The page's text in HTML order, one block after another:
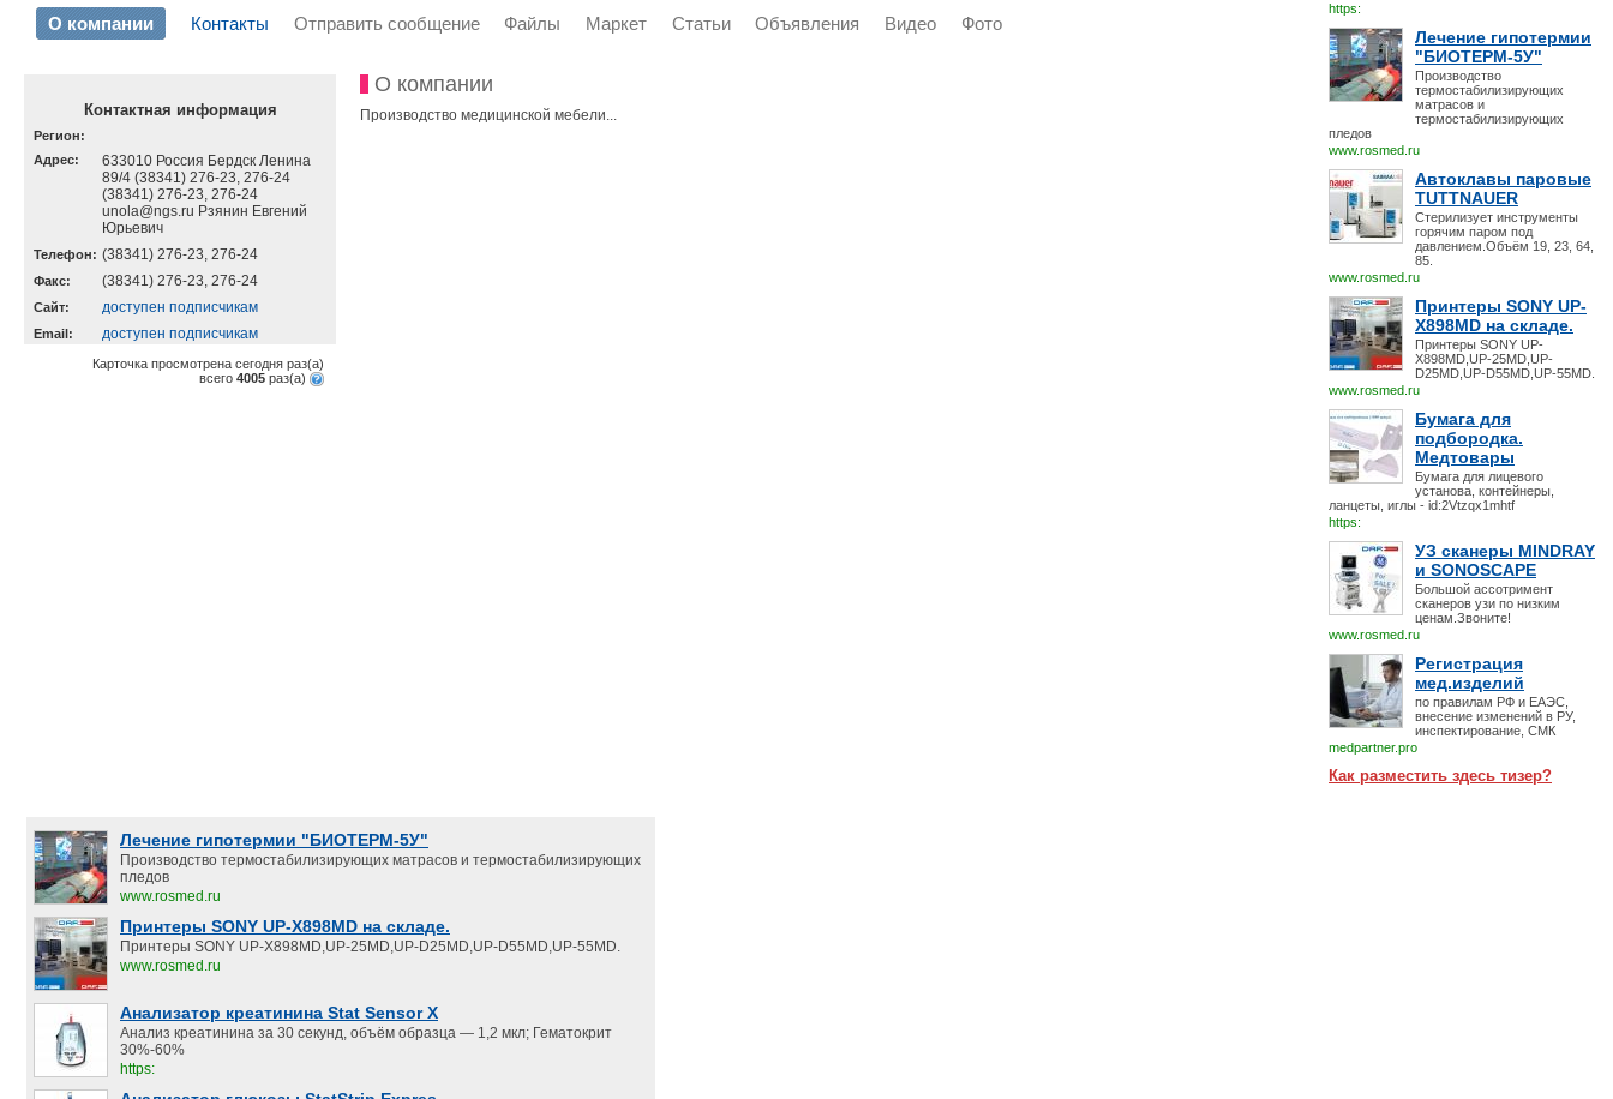
https:
Лечение гипотермии
"БИОТЕРМ-5У"
Производство
термостабилизирующих
матрасов и
термостабилизирующих
пледов
www.rosmed.ru
Автоклавы паровые
TUTTNAUER
Стерилизует инструменты
горячим паром под
давлением.Объём 19, 23, 64,
85.
www.rosmed.ru
Принтеры SONY UP-
X898MD на складе.
Принтеры SONY UP-
X898MD,UP-25MD,UP-
D25MD,UP-D55MD,UP-55MD.
www.rosmed.ru
Бумага для
подбородка.
Медтовары
Бумага для лицевого
установа, контейнеры,
ланцеты, иглы - id:2Vtzqx1mhtf
https:
УЗ сканеры MINDRAY
и SONOSCAPE
Большой ассотримент
сканеров узи по низким
ценам.Звоните!
www.rosmed.ru
Регистрация
мед.изделий
по правилам РФ и ЕАЭС,
внесение изменений в РУ,
инспектирование, СМК
medpartner.pro
Как разместить здесь тизер?
О компании Контакты Отправить сообщение Файлы Маркет Статьи Объявления Видео Фото
Контактная информация
Регион:
Адрес:
633010 Россия Бердск Ленина
89/4 (38341) 276-23, 276-24
(38341) 276-23, 276-24
unola@ngs.ru Рзянин Евгений
Юрьевич
Телефон: (38341) 276-23, 276-24
Факс: (38341) 276-23, 276-24
Cайт: доступен подписчикам
Email: доступен подписчикам
Карточка просмотрена сегодня раз(a)
всего 4005 раз(a)
О компании
Производство медицинской мебели...
Лечение гипотермии "БИОТЕРМ-5У"
Производство термостабилизирующих матрасов и термостабилизирующих
пледов
www.rosmed.ru
Принтеры SONY UP-X898MD на складе.
Принтеры SONY UP-X898MD,UP-25MD,UP-D25MD,UP-D55MD,UP-55MD.
www.rosmed.ru
Анализатор креатинина Stat Sensor X
Анализ креатинина за 30 секунд, объём образца — 1,2 мкл; Гематокрит
30%-60%
https: